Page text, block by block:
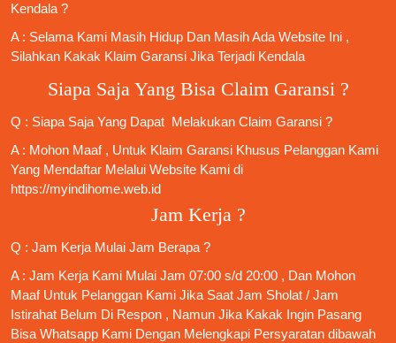
Kendala ?
A : Selama Kami Masih Hidup Dan Masih Ada Website Ini ,
Silahkan Kakak Klaim Garansi Jika Terjadi Kendala
Siapa Saja Yang Bisa Claim Garansi ?
Q : Siapa Saja Yang Dapat Melakukan Claim Garansi ?
A : Mohon Maaf , Untuk Klaim Garansi Khusus Pelanggan Kami
Yang Mendaftar Melalui Website Kami di
https://myindihome.web.id
Jam Kerja ?
Q : Jam Kerja Mulai Jam Berapa ?
A : Jam Kerja Kami Mulai Jam 07:00 s/d 20:00 , Dan Mohon
Maaf Untuk Pelanggan Kami Jika Saat Jam Sholat / Jam
Istirahat Belum Di Respon , Namun Jika Kakak Ingin Pasang
Bisa Whatsapp Kami Dengan Melengkapi Persyaratan dibawah